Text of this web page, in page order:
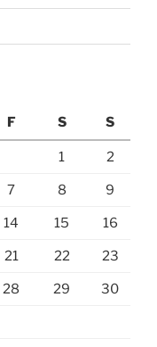
F S S
1 2
7 8 9
14 15 16
21 22 23
28 29 30